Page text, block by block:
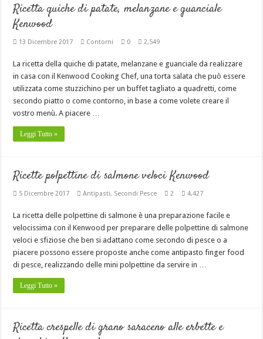
Ricetta quiche di patate, melanzane e guanciale
Kenwood
13 Dicembre 2017 Contorni 0 2,549
La ricetta della quiche di patate, melanzane e guanciale da realizzare
in casa con il Kenwood Cooking Chef, una torta salata che può essere
utilizzata come stuzzichino per un buffet tagliato a quadretti, come
secondo piatto o come contorno, in base a come volete creare il
vostro menù. A piacere …
Leggi Tutto »
Ricette polpettine di salmone veloci Kenwood
5 Dicembre 2017 Antipasti, Secondi Pesce 2 4,427
La ricetta delle polpettine di salmone è una preparazione facile e
velocissima con il Kenwood per preparare delle polpettine di salmone
veloci e sfiziose che ben si adattano come secondo di pesce o a
piacere possono essere proposte anche come antipasto finger food
di pesce, realizzando delle mini polpettine da servire in …
Leggi Tutto »
Ricetta crespelle di grano saraceno alle erbette e